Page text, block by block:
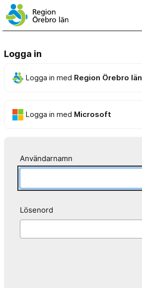
Logga in
Logga in med Region Örebro län
Logga in med Microsoft
Användarnamn
Lösenord